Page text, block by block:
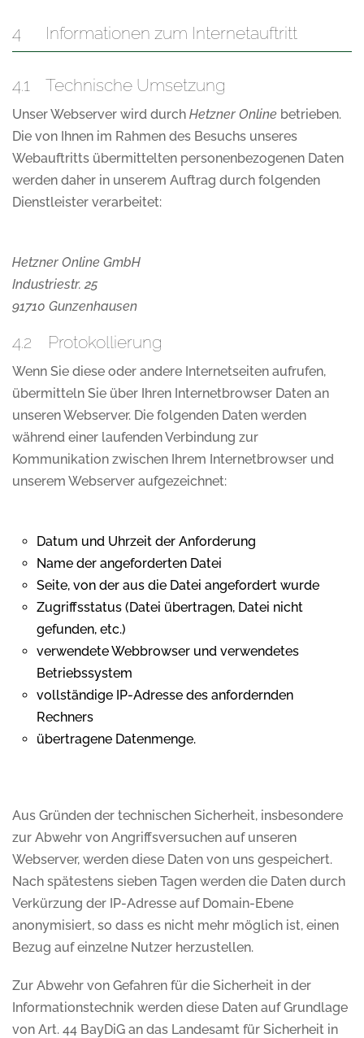
4 Informationen zum Internetauftritt
4.1 Technische Umsetzung
Unser Webserver wird durch Hetzner Online betrieben.
Die von Ihnen im Rahmen des Besuchs unseres
Webauftritts übermittelten personenbezogenen Daten
werden daher in unserem Auftrag durch folgenden
Dienstleister verarbeitet:
Hetzner Online GmbH
Industriestr. 25
91710 Gunzenhausen
4.2 Protokollierung
Wenn Sie diese oder andere Internetseiten aufrufen,
übermitteln Sie über Ihren Internetbrowser Daten an
unseren Webserver. Die folgenden Daten werden
während einer laufenden Verbindung zur
Kommunikation zwischen Ihrem Internetbrowser und
unserem Webserver aufgezeichnet:
Datum und Uhrzeit der Anforderung
Name der angeforderten Datei
Seite, von der aus die Datei angefordert wurde
Zugriffsstatus (Datei übertragen, Datei nicht
gefunden, etc.)
verwendete Webbrowser und verwendetes
Betriebssystem
vollständige IP-Adresse des anfordernden
Rechners
übertragene Datenmenge.
Aus Gründen der technischen Sicherheit, insbesondere
zur Abwehr von Angriffsversuchen auf unseren
Webserver, werden diese Daten von uns gespeichert.
Nach spätestens sieben Tagen werden die Daten durch
Verkürzung der IP-Adresse auf Domain-Ebene
anonymisiert, so dass es nicht mehr möglich ist, einen
Bezug auf einzelne Nutzer herzustellen.
Zur Abwehr von Gefahren für die Sicherheit in der
Informationstechnik werden diese Daten auf Grundlage
von Art. 44 BayDiG an das Landesamt für Sicherheit in